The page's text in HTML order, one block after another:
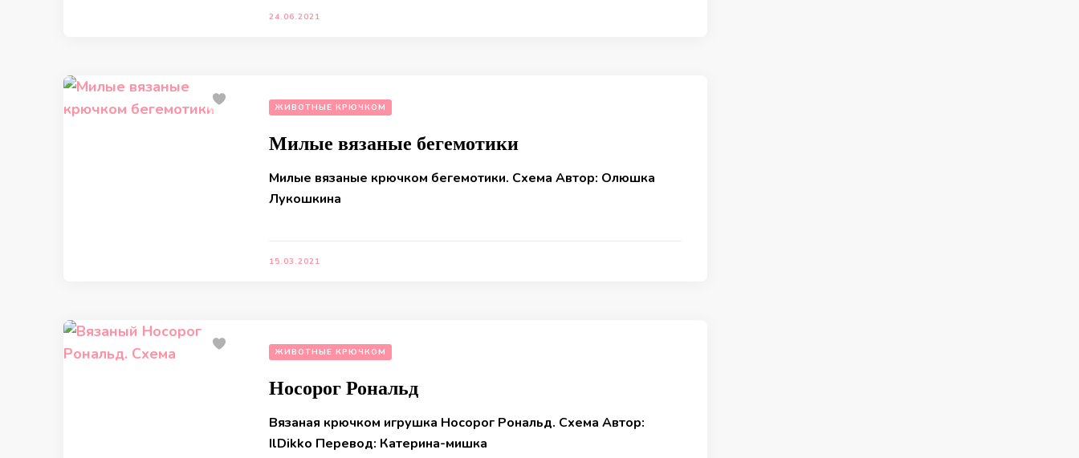
24.06.2021
ЖИВОТНЫЕ КРЮЧКОМ
Милые вязаные бегемотики
Милые вязаные крючком бегемотики. Схема Автор: Олюшка
Лукошкина
15.03.2021
ЖИВОТНЫЕ КРЮЧКОМ
Носорог Рональд
Вязаная крючком игрушка Носорог Рональд. Схема Автор:
IlDikko Перевод: Катерина-мишка